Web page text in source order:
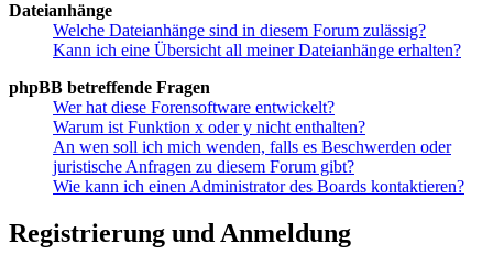
Dateianhänge
Welche Dateianhänge sind in diesem Forum zulässig?
Kann ich eine Übersicht all meiner Dateianhänge erhalten?
phpBB betreffende Fragen
Wer hat diese Forensoftware entwickelt?
Warum ist Funktion x oder y nicht enthalten?
An wen soll ich mich wenden, falls es Beschwerden oder
juristische Anfragen zu diesem Forum gibt?
Wie kann ich einen Administrator des Boards kontaktieren?
Registrierung und Anmeldung